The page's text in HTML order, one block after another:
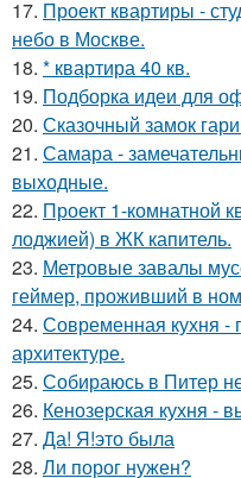
17. Проект квартиры -
небо в Москве.
18. * квартира 40 кв.
19. Подборка идеи для
20. Сказочный замок
21. Самара -
выходные.
22. Проект 1-комнатной
лоджией) в ЖК капитель.
23. Метровые завалы
геймер, проживший в
24. Современная кухня -
архитектуре.
25. Собираюсь в Питер
26. Кенозерская кухня -
27. Да! Я!это была
28. Ли порог нужен?